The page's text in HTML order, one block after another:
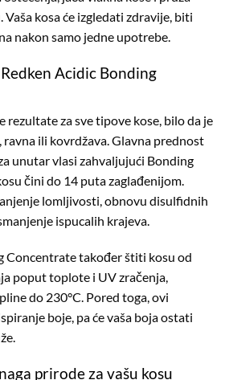
kosa će izgledati zdravije, biti
nakon samo jedne upotrebe.
Acidic Bonding
rezultate za sve tipove kose, bilo da je
ravna ili kovrdžava. Glavna prednost
unutar vlasi zahvaljujući Bonding
čini do 14 puta zaglađenijom.
lomljivosti, obnovu disulfidnih
ispucalih krajeva.
Concentrate također štiti kosu od
poput toplote i UV zračenja,
do 230°C. Pored toga, ovi
boje, pa će vaša boja ostati
prirode za vašu kosu